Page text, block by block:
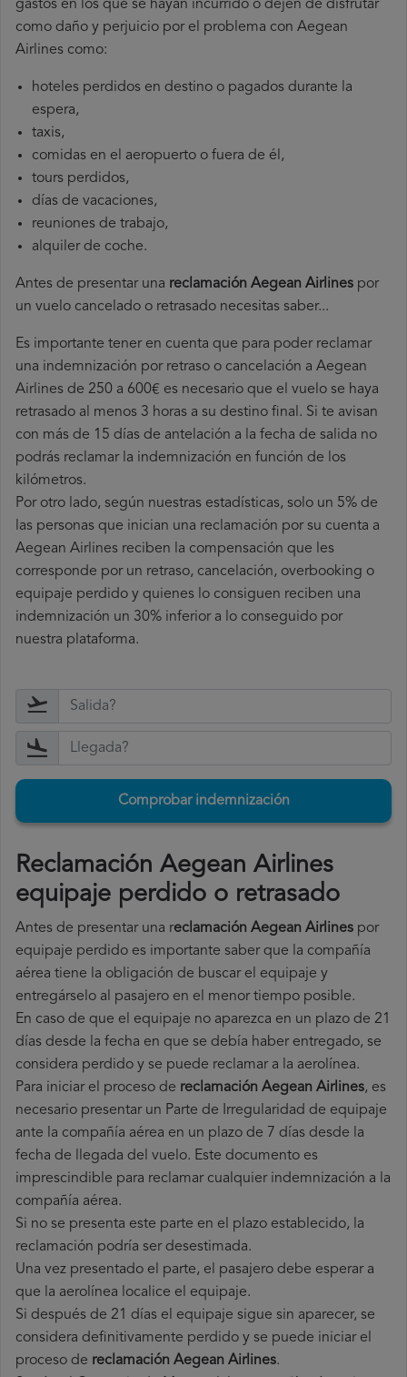
gastos en los que se hayan incurrido o dejen de disfrutar
como daño y perjuicio por el problema con Aegean
Airlines como:
hoteles perdidos en destino o pagados durante la
espera,
taxis,
comidas en el aeropuerto o fuera de él,
tours perdidos,
días de vacaciones,
reuniones de trabajo,
alquiler de coche.
Antes de presentar una reclamación Aegean Airlines por
un vuelo cancelado o retrasado necesitas saber...
Es importante tener en cuenta que para poder reclamar
una indemnización por retraso o cancelación a Aegean
Airlines de 250 a 600€ es necesario que el vuelo se haya
retrasado al menos 3 horas a su destino final. Si te avisan
con más de 15 días de antelación a la fecha de salida no
podrás reclamar la indemnización en función de los
kilómetros.
Por otro lado, según nuestras estadísticas, solo un 5% de
las personas que inician una reclamación por su cuenta a
Aegean Airlines reciben la compensación que les
corresponde por un retraso, cancelación, overbooking o
equipaje perdido y quienes lo consiguen reciben una
indemnización un 30% inferior a lo conseguido por
nuestra plataforma.
Comprobar indemnización
Reclamación Aegean Airlines
equipaje perdido o retrasado
Antes de presentar una reclamación Aegean Airlines por
equipaje perdido es importante saber que la compañía
aérea tiene la obligación de buscar el equipaje y
entregárselo al pasajero en el menor tiempo posible.
En caso de que el equipaje no aparezca en un plazo de 21
días desde la fecha en que se debía haber entregado, se
considera perdido y se puede reclamar a la aerolínea.
Para iniciar el proceso de reclamación Aegean Airlines, es
necesario presentar un Parte de Irregularidad de equipaje
ante la compañía aérea en un plazo de 7 días desde la
fecha de llegada del vuelo. Este documento es
imprescindible para reclamar cualquier indemnización a la
compañía aérea.
Si no se presenta este parte en el plazo establecido, la
reclamación podría ser desestimada.
Una vez presentado el parte, el pasajero debe esperar a
que la aerolínea localice el equipaje.
Si después de 21 días el equipaje sigue sin aparecer, se
considera definitivamente perdido y se puede iniciar el
proceso de reclamación Aegean Airlines.